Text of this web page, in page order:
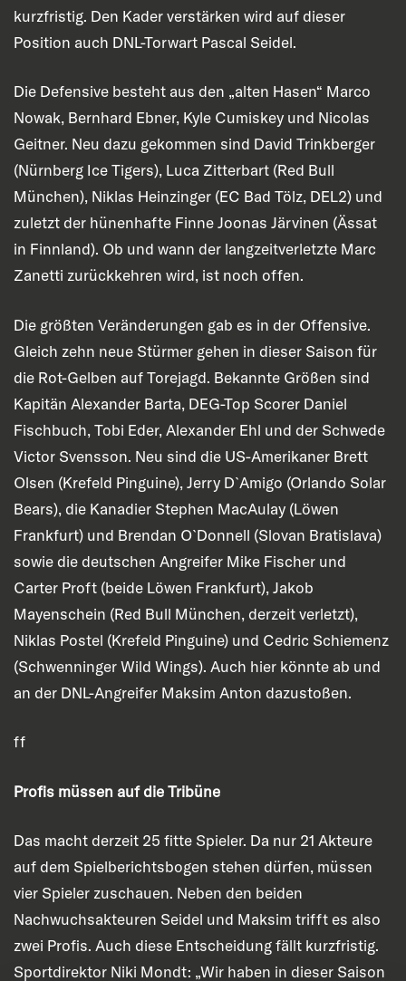
kurzfristig. Den Kader verstärken wird auf dieser
Position auch DNL-Torwart Pascal Seidel.
Die Defensive besteht aus den „alten Hasen“ Marco
Nowak, Bernhard Ebner, Kyle Cumiskey und Nicolas
Geitner. Neu dazu gekommen sind David Trinkberger
(Nürnberg Ice Tigers), Luca Zitterbart (Red Bull
München), Niklas Heinzinger (EC Bad Tölz, DEL2) und
zuletzt der hünenhafte Finne Joonas Järvinen (Ässat
in Finnland). Ob und wann der langzeitverletzte Marc
Zanetti zurückkehren wird, ist noch offen.
Die größten Veränderungen gab es in der Offensive.
Gleich zehn neue Stürmer gehen in dieser Saison für
die Rot-Gelben auf Torejagd. Bekannte Größen sind
Kapitän Alexander Barta, DEG-Top Scorer Daniel
Fischbuch, Tobi Eder, Alexander Ehl und der Schwede
Victor Svensson. Neu sind die US-Amerikaner Brett
Olsen (Krefeld Pinguine), Jerry D`Amigo (Orlando Solar
Bears), die Kanadier Stephen MacAulay (Löwen
Frankfurt) und Brendan O`Donnell (Slovan Bratislava)
sowie die deutschen Angreifer Mike Fischer und
Carter Proft (beide Löwen Frankfurt), Jakob
Mayenschein (Red Bull München, derzeit verletzt),
Niklas Postel (Krefeld Pinguine) und Cedric Schiemenz
(Schwenninger Wild Wings). Auch hier könnte ab und
an der DNL-Angreifer Maksim Anton dazustoßen.
ff
Profis müssen auf die Tribüne
Das macht derzeit 25 fitte Spieler. Da nur 21 Akteure
auf dem Spielberichtsbogen stehen dürfen, müssen
vier Spieler zuschauen. Neben den beiden
Nachwuchsakteuren Seidel und Maksim trifft es also
zwei Profis. Auch diese Entscheidung fällt kurzfristig.
Sportdirektor Niki Mondt: „Wir haben in dieser Saison